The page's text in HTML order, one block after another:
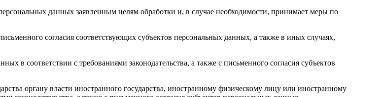
данных заявленным целям обработки и, в случае необходимости, принимает меры по
согласия соответствующих субъектов персональных данных, а также в иных случаях,
в соответствии с требованиями законодательства, а также с письменного согласия субъектов
органу власти иностранного государства, иностранному физическому лицу или иностранному